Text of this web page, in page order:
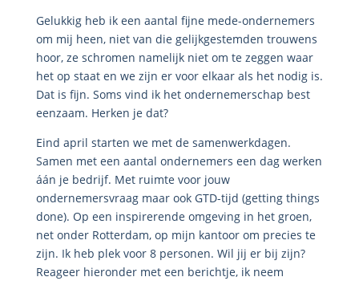
Gelukkig heb ik een aantal fijne mede-ondernemers
om mij heen, niet van die gelijkgestemden trouwens
hoor, ze schromen namelijk niet om te zeggen waar
het op staat en we zijn er voor elkaar als het nodig is.
Dat is fijn. Soms vind ik het ondernemerschap best
eenzaam. Herken je dat?
Eind april starten we met de samenwerkdagen.
Samen met een aantal ondernemers een dag werken
áán je bedrijf. Met ruimte voor jouw
ondernemersvraag maar ook GTD-tijd (getting things
done). Op een inspirerende omgeving in het groen,
net onder Rotterdam, op mijn kantoor om precies te
zijn. Ik heb plek voor 8 personen. Wil jij er bij zijn?
Reageer hieronder met een berichtje, ik neem